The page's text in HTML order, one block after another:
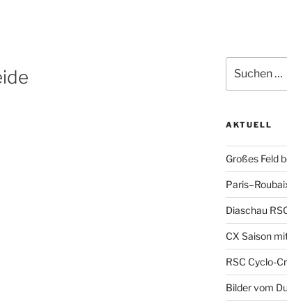
nach:
AKTUELL
Großes Feld
Diaschau
CX Saison
RSC Cyclo-
Bilder vom